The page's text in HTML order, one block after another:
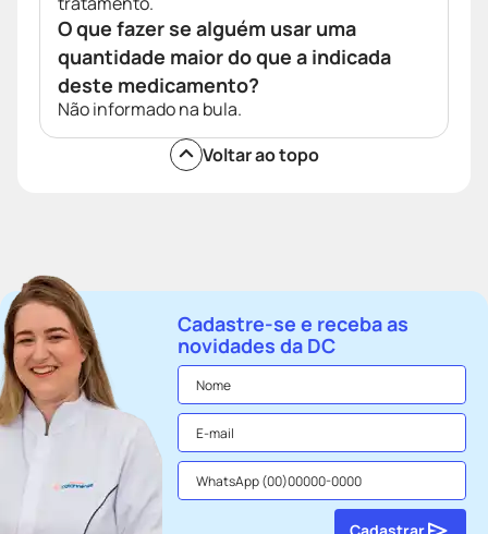
O que fazer se alguém usar uma
quantidade maior do que a indicada
deste medicamento?
Não informado na bula.
Voltar ao topo
Cadastre-se e receba as
novidades da DC
Cadastrar